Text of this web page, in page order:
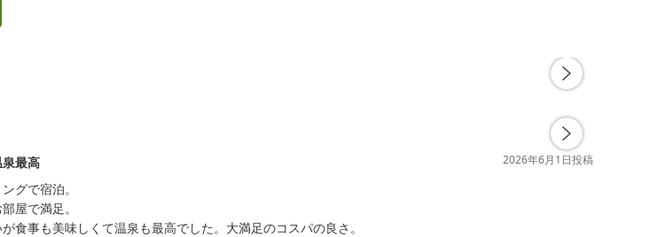
最高 2026年6月1日投稿
グで宿泊。
屋で満足。
食事も美味しくて温泉も最高でした。大満足のコスパの良さ。